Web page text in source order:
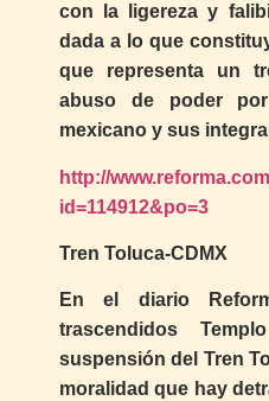
con la ligereza y
dada a lo que
que representa un
abuso de poder
mexicano y sus
http://
id=114912&po=3
Tren Toluca-CDMX
En el diario
trascendidos
suspensión del Tren
moralidad que hay